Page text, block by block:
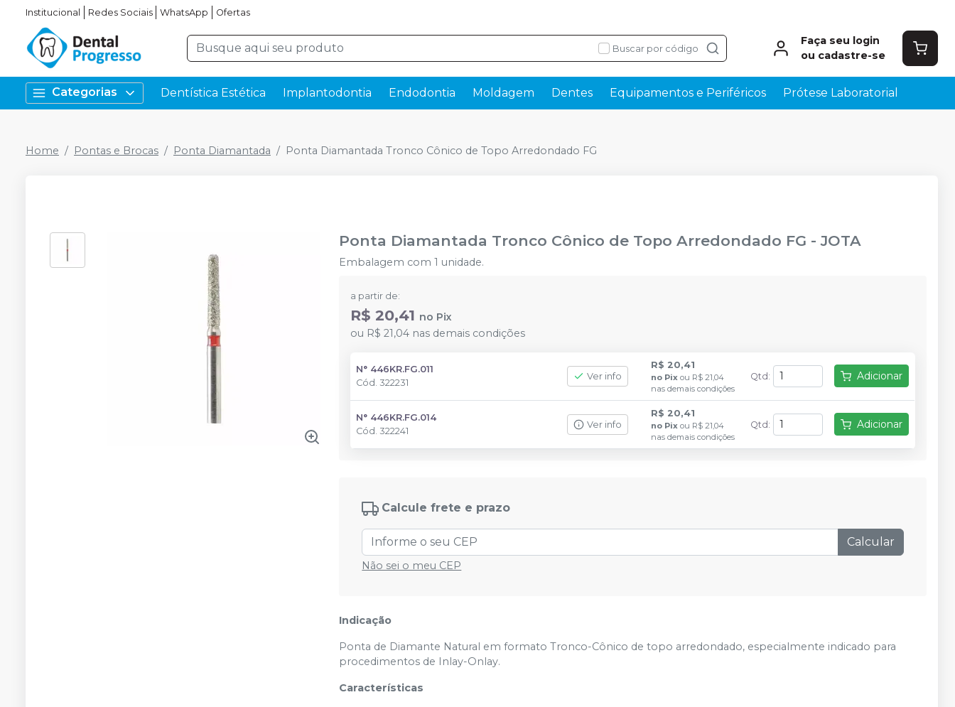
Institucional Redes Sociais WhatsApp Ofertas
Buscar por código
Faça seu login
ou cadastre-se
Categorias Dentística Estética Implantodontia Endodontia Moldagem Dentes Equipamentos e Periféricos Prótese Laboratorial
Home Pontas e Brocas Ponta Diamantada Ponta Diamantada Tronco Cônico de Topo Arredondado FG
Ponta Diamantada Tronco Cônico de Topo Arredondado FG -JOTA
Embalagem com 1 unidade.
a partir de:
R$ 20,41 no Pix
ou R$ 21,04 nas demais condições
N° 446KR.FG.011
Cód.322231
Ver info
R$ 20,41
no Pix ou R$ 21,04
nas demais condições
Qtd : Adicionar
N° 446KR.FG.014
Cód.322241
Ver info
R$ 20,41
no Pix ou R$ 21,04
nas demais condições
Qtd : Adicionar
Calcule frete e prazo
Calcular
Não sei o meu CEP
Indicação
Ponta de Diamante Natural em formato Tronco-Cônico de topo arredondado, especialmente indicado para
procedimentos de Inlay-Onlay.
Características